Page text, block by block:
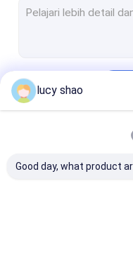
lucy shao
Good day, what product